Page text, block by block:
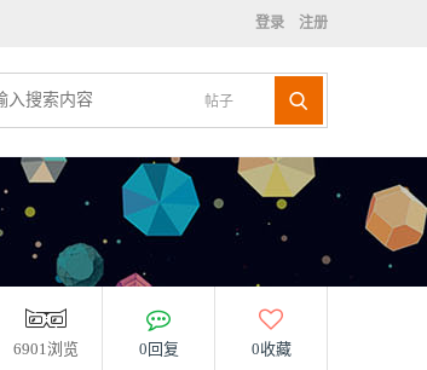
登录 注册
帖子
6901浏览 0回复 0收藏